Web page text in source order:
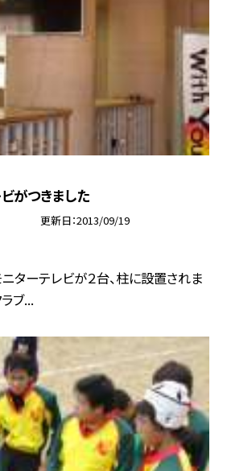
がつきました
更新日 2013/09/19
ターテレビが２台、柱に設置されま
ブ...